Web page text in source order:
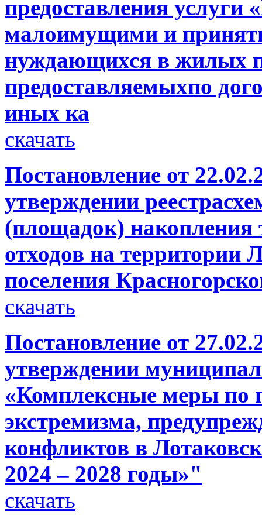
предоставления услуги
малоимущими и
нуждающихся в жилых
предоставляемыхпо
иных ка
скачать
Постановление от
утверждении
(площадок)
отходов на территории
поселения
скачать
Постановление от
утверждении
«Комплексные меры по
экстремизма,
конфликтов в
2024 – 2028 годы»"
скачать